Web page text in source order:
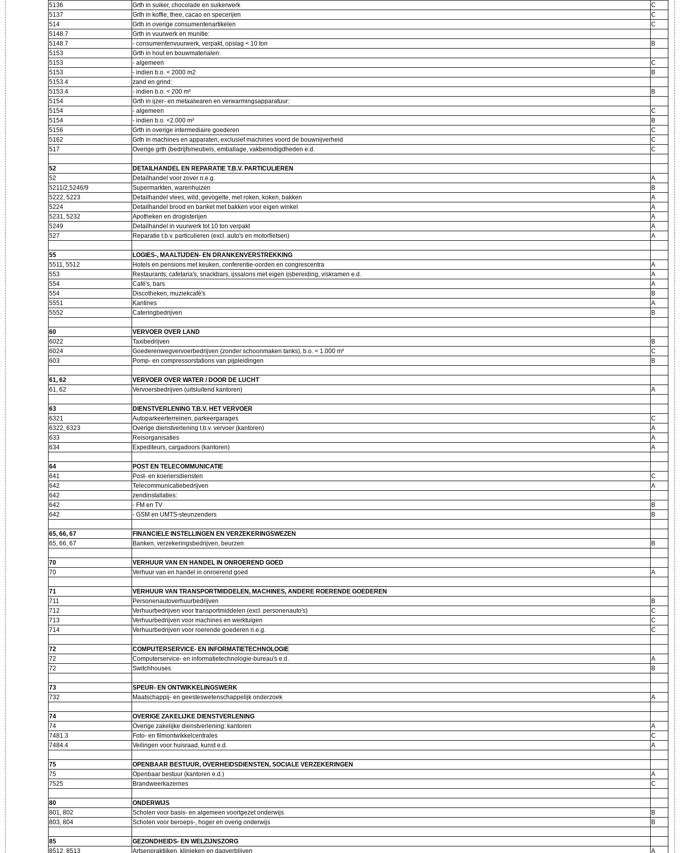
5136
Grth in suiker, chocolade en suikerwerk
C
5137
Grth in koffie, thee, cacao en specerijen
C
514
Grth in overige consumentenartikelen
C
5148.7
Grth in vuurwerk en munitie:
5148.7
- consumentenvuurwerk, verpakt, opslag < 10 ton
B
5153
Grth in hout en bouwmaterialen:
5153
- algemeen
C
5153
- indien b.o. < 2000 m2
B
5153.4
zand en grind:
5153.4
- indien b.o. < 200 m²
B
5154
Grth in ijzer- en metaalwaren en verwarmingsapparatuur:
5154
- algemeen
C
5154
- indien b.o. <2.000 m²
B
5156
Grth in overige intermediaire goederen
C
5162
Grth in machines en apparaten, exclusief machines voord de bouwnijverheid
C
517
Overige grth (bedrijfsmeubels, emballage, vakbenodigdheden e.d. C
52
DETAILHANDEL EN REPARATIE T.B.V. PARTICULIEREN
52
Detailhandel voor zover n.e.g.
A
5211/2,5246/9
Supermarkten, warenhuizen
B
5222, 5223
Detailhandel vlees, wild, gevogelte, met roken, koken, bakken
A
5224
Detailhandel brood en banket met bakken voor eigen winkel
A
5231, 5232
Apotheken en drogisterijen
A
5249
Detailhandel in vuurwerk tot 10 ton verpakt
A
527
Reparatie t.b.v. particulieren (excl. auto's en motorfietsen) A
55
LOGIES-, MAALTIJDEN- EN DRANKENVERSTREKKING
5511, 5512
Hotels en pensions met keuken, conferentie-oorden en congrescentra
A
553
Restaurants, cafetaria's, snackbars, ijssalons met eigen ijsbereiding, viskramen e.d.
A
554
Café's, bars
A
554
Discotheken, muziekcafé's
B
5551
Kantines
A
5552
Cateringbedrijven B
60
VERVOER OVER LAND
6022
Taxibedrijven
B
6024
Goederenwegvervoerbedrijven (zonder schoonmaken tanks), b.o. < 1.000 m²
C
603
Pomp- en compressorstations van pijpleidingen B
61, 62
VERVOER OVER WATER / DOOR DE LUCHT
61, 62
Vervoersbedrijven (uitsluitend kantoren) A
63
DIENSTVERLENING T.B.V. HET VERVOER
6321
Autoparkeerterreinen, parkeergarages
C
6322, 6323
Overige dienstverlening t.b.v. vervoer (kantoren)
A
633
Reisorganisaties
A
634
Expediteurs, cargadoors (kantoren) A
64
POST EN TELECOMMUNICATIE
641
Post- en koeriersdiensten
C
642
Telecommunicatiebedrijven
A
642
zendinstallaties:
642
- FM en TV
B
642
- GSM en UMTS-steunzenders B
65, 66, 67
FINANCIELE INSTELLINGEN EN VERZEKERINGSWEZEN
65, 66, 67
Banken, verzekeringsbedrijven, beurzen B
70
VERHUUR VAN EN HANDEL IN ONROEREND GOED
70
Verhuur van en handel in onroerend goed A
71
VERHUUR VAN TRANSPORTMIDDELEN, MACHINES, ANDERE ROERENDE GOEDEREN
711
Personenautoverhuurbedrijven
B
712
Verhuurbedrijven voor transportmiddelen (excl. personenauto's)
C
713
Verhuurbedrijven voor machines en werktuigen
C
714
Verhuurbedrijven voor roerende goederen n.e.g. C
72
COMPUTERSERVICE- EN INFORMATIETECHNOLOGIE
72
Computerservice- en informatietechnologie-bureau's e.d.
A
72
Switchhouses B
73
SPEUR- EN ONTWIKKELINGSWERK
732
Maatschappij- en geesteswetenschappelijk onderzoek A
74
OVERIGE ZAKELIJKE DIENSTVERLENING
74
Overige zakelijke dienstverlening: kantoren
A
7481.3
Foto- en filmontwikkelcentrales
C
7484.4
Veilingen voor huisraad, kunst e.d. A
75
OPENBAAR BESTUUR, OVERHEIDSDIENSTEN, SOCIALE VERZEKERINGEN
75
Openbaar bestuur (kantoren e.d.)
A
7525
Brandweerkazernes C
80
ONDERWIJS
801, 802
Scholen voor basis- en algemeen voortgezet onderwijs
B
803, 804
Scholen voor beroeps-, hoger en overig onderwijs B
85
GEZONDHEIDS- EN WELZIJNSZORG
8512, 8513
Artsenpraktijken, klinieken en dagverblijven A